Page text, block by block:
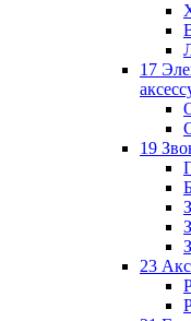
17
19
23